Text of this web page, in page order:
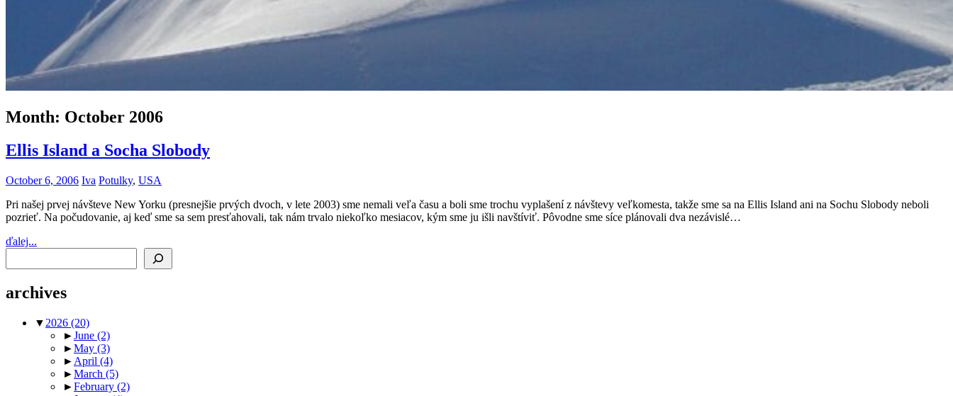
Month: October 2006
Ellis Island a Socha Slobody
October 6, 2006 Iva Potulky, USA
Pri našej prvej návšteve New Yorku (presnejšie prvých dvoch, v lete 2003) sme nemali veľa času a boli sme trochu vyplašení z návštevy veľkomesta, takže sme sa na Ellis Island ani na Sochu Slobody neboli
pozrieť. Na počudovanie, aj keď sme sa sem presťahovali, tak nám trvalo niekoľko mesiacov, kým sme ju išli navštíviť. Pôvodne sme síce plánovali dva nezávislé…
ďalej...
archives
▼ 2026 (20)
►June (2)
►May (3)
► April (4)
►March (5)
►February (2)